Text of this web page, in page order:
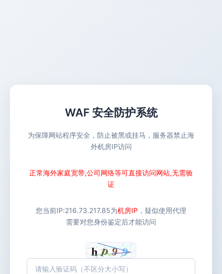
WAF 安全防护系统
为保障网站程序安全，防止被黑或挂马，服务器禁止海
外机房IP访问
正常海外家庭宽带,公司网络等可直接访问网站,无需验
证
您当前IP:216.73.217.85为机房IP ，疑似使用代理
需要对您身份鉴定后才能访问